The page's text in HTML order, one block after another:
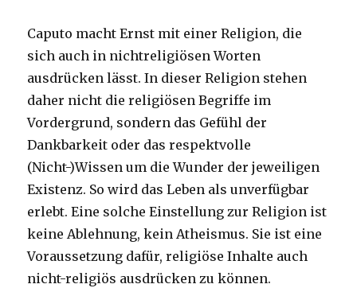
Caputo macht Ernst mit einer Religion, die
sich auch in nichtreligiösen Worten
ausdrücken lässt. In dieser Religion stehen
daher nicht die religiösen Begriffe im
Vordergrund, sondern das Gefühl der
Dankbarkeit oder das respektvolle
(Nicht-)Wissen um die Wunder der jeweiligen
Existenz. So wird das Leben als unverfügbar
erlebt. Eine solche Einstellung zur Religion ist
keine Ablehnung, kein Atheismus. Sie ist eine
Voraussetzung dafür, religiöse Inhalte auch
nicht-religiös ausdrücken zu können.